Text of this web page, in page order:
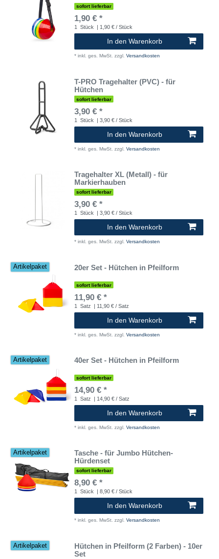
sofort lieferbar
1,90 € *
1 Stück | 1,90 € / Stück
In den Warenkorb
* inkl. ges. MwSt. zzgl. Versandkosten
T-PRO Tragehalter (PVC) - für
Hütchen
sofort lieferbar
3,90 € *
1 Stück | 3,90 € / Stück
In den Warenkorb
* inkl. ges. MwSt. zzgl. Versandkosten
Tragehalter XL (Metall) - für
Markierhauben
sofort lieferbar
3,90 € *
1 Stück | 3,90 € / Stück
In den Warenkorb
* inkl. ges. MwSt. zzgl. Versandkosten
Artikelpaket 20er Set - Hütchen in Pfeilform
sofort lieferbar
11,90 € *
1 Satz | 11,90 € / Satz
In den Warenkorb
* inkl. ges. MwSt. zzgl. Versandkosten
Artikelpaket 40er Set - Hütchen in Pfeilform
sofort lieferbar
14,90 € *
1 Satz | 14,90 € / Satz
In den Warenkorb
* inkl. ges. MwSt. zzgl. Versandkosten
Artikelpaket
Tasche - für Jumbo Hütchen-
Hürdenset
sofort lieferbar
8,90 € *
1 Stück | 8,90 € / Stück
In den Warenkorb
* inkl. ges. MwSt. zzgl. Versandkosten
Artikelpaket
Hütchen in Pfeilform (2 Farben) - 10er
Set